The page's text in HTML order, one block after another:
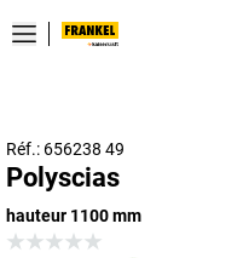
Réf.: 656238 49
Polyscias
hauteur 1100 mm